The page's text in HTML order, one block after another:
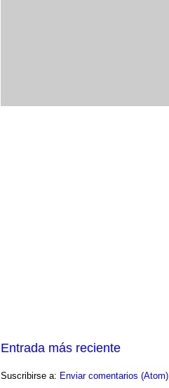
Entrada más reciente
Suscribirse a: Enviar comentarios (Atom)